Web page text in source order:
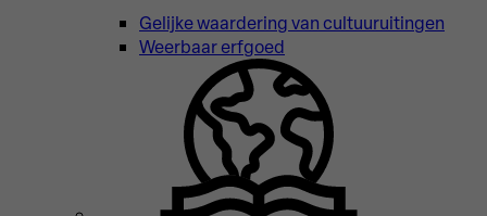
Gelijke waardering van cultuuruitingen
Weerbaar erfgoed